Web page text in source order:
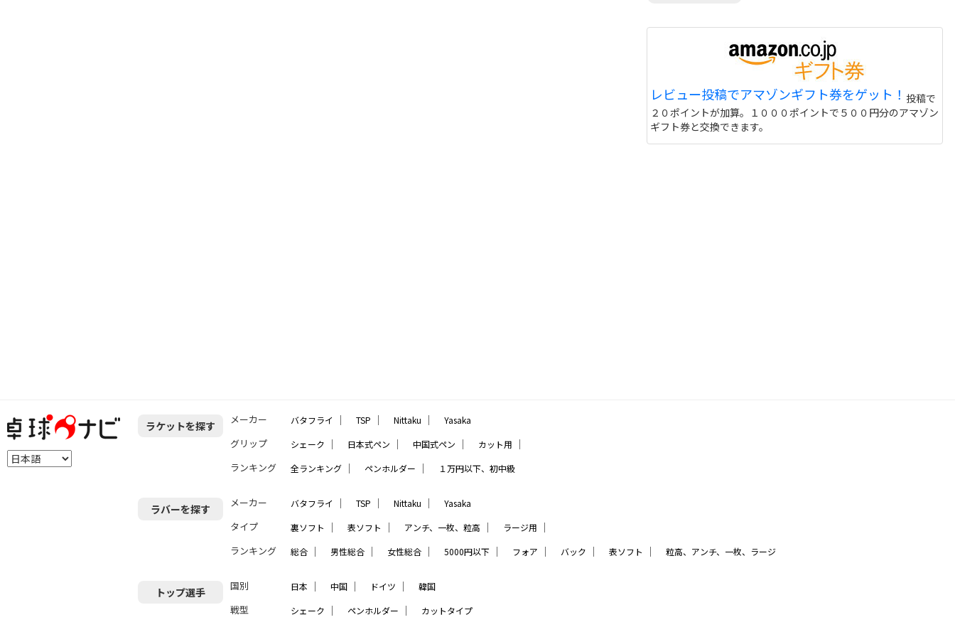
レビュー投稿でアマゾンギフト券をゲット！ 投稿で
２０ポイントが加算。１０００ポイントで５００円分のアマゾン
ギフト券と交換できます。
ラケットを探す メーカー バタフライ ｜ TSP ｜ Nittaku ｜ Yasaka
グリップ シェーク ｜ 日本式ペン ｜ 中国式ペン ｜ カット用 ｜
ランキング 全ランキング ｜ ペンホルダー ｜ １万円以下、初中級
ラバーを探す メーカー バタフライ ｜ TSP ｜ Nittaku ｜ Yasaka
タイプ 裏ソフト ｜ 表ソフト ｜ アンチ、一枚、粒高 ｜ ラージ用 ｜
ランキング 総合 ｜ 男性総合 ｜ 女性総合 ｜ 5000円以下 ｜ フォア ｜ バック ｜ 表ソフト ｜ 粒高、アンチ、一枚、ラージ
トップ選手 国別 日本 ｜ 中国 ｜ ドイツ ｜ 韓国
戦型 シェーク ｜ ペンホルダー ｜ カットタイプ